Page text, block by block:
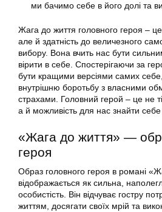
ми бачимо себе в його долі та
Жага до життя головного героя –
але й здатність до величезного
вибору. Вона вчить нас бути
вірити в себе. Спостерігаючи за
бути кращими версіями самих
внутрішню боротьбу з власними
страхами. Головний герой – це не
а й можливість для нас знайти себе
«Жага до життя» —
героя
Образ головного героя в романі
відображається як сильна,
особистість. Він відчуває гостру
життям, досягати своїх мрій та